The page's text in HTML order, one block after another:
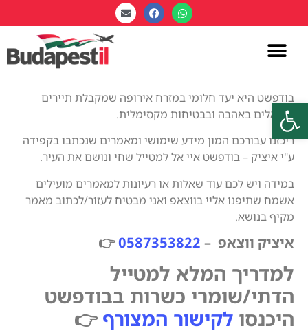
פתח סרגל נגישות
בודפשט היא יעד חלומי במזרח אירופה שמקבלת תיירים
ישראלים באהבה ובבטיחות מקסימלית.
ריכזנו עבורכם המון מידע שימושי ומאמרים שנכתבו בקפידה
ע"י איציק – בודפשט איי אל למטייל שחי ונושם את העיר.
במידה ויש לכם עוד שאלות או רעיונות למאמרים מועילים
אשמח שתיפנו אליי בווצאפ ואני מבטיח לעזור/לכתוב מאמר
מקיף בנושא.
איציק ווצאפ – 0587353822
👉
למדריך המלא למטייל
הדתי/שומרי כשרות בבודפשט
היכנסו לקישור המצורף 👉